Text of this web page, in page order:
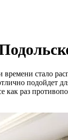
стало
подойдет
как раз